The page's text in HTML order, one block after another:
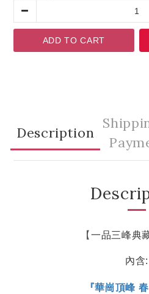
ADD TO CART
Description
【 一品三峰典
內含:
『華崗頂峰